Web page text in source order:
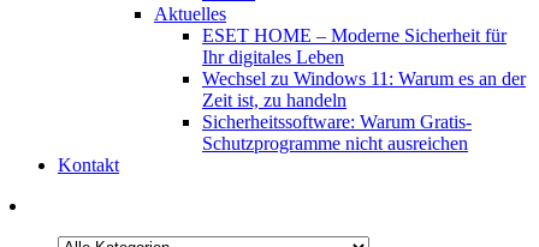
Aktuelles
ESET HOME – Moderne Sicherheit für
Ihr digitales Leben
Wechsel zu Windows 11: Warum es an der
Zeit ist, zu handeln
Sicherheitssoftware: Warum Gratis-
Schutzprogramme nicht ausreichen
Kontakt